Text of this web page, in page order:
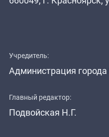
Учредитель:
Администрация
Главный редактор:
Подвойская Н.Г.